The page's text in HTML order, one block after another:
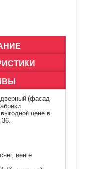
(фасад
цене в
36.
венге